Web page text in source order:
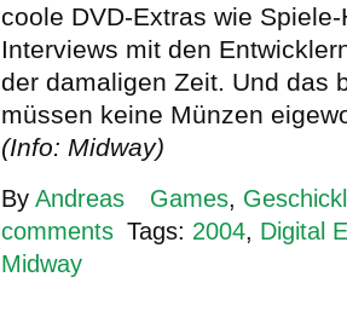
coole DVD-Extras wie
Interviews mit den
der damaligen Zeit. Und das
müssen keine Münzen
(Info: Midway)
By Andreas Games,
comments Tags: 2004, Digital
Midway